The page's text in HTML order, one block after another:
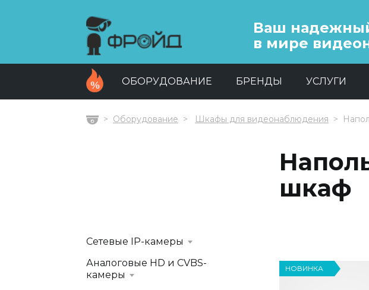
Ваш
в мире
ОБОРУДОВАНИЕ БРЕНДЫ УСЛУГИ
ГлавнаяОборудование Шкафы для видеонаблюдения
шкаф
НОВИНКА
Сетевые IP-камеры
Аналоговые HD и CVBS-
камеры